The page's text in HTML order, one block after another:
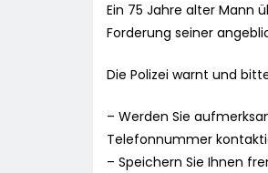
Ein 75 Jahre alter Mann
Forderung seiner
Die Polizei warnt und
– Werden Sie
Telefonnummer
– Speichern Sie Ihnen